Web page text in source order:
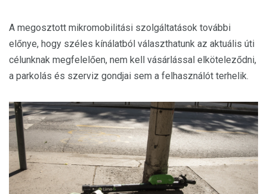
A megosztott mikromobilitási szolgáltatások további
előnye, hogy széles kínálatból választhatunk az aktuális úti
célunknak megfelelően, nem kell vásárlással elköteleződni,
a parkolás és szerviz gondjai sem a felhasználót terhelik.